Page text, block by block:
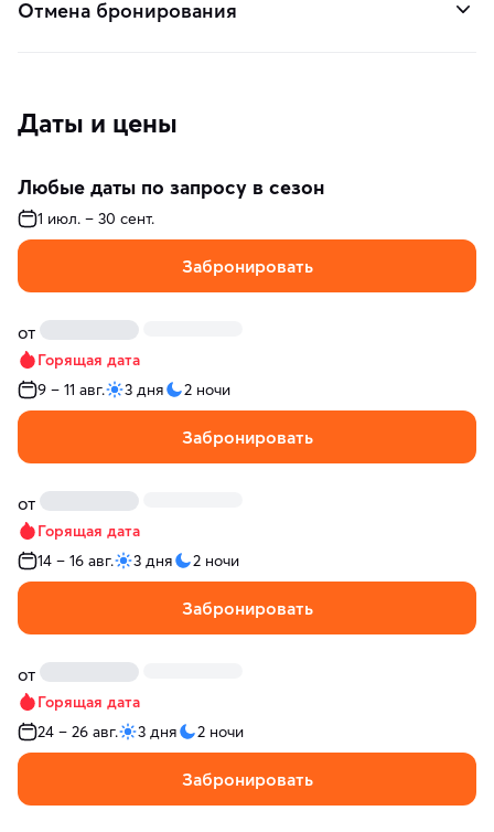
Отмена бронирования
Даты и цены
Любые даты по запросу в сезон
1 июл. – 30 сент.
Забронировать
от
Горящая дата
9 – 11 авг.
3 дня 2 ночи
Забронировать
от
Горящая дата
14 – 16 авг.
3 дня 2 ночи
Забронировать
от
Горящая дата
24 – 26 авг.
3 дня 2 ночи
Забронировать